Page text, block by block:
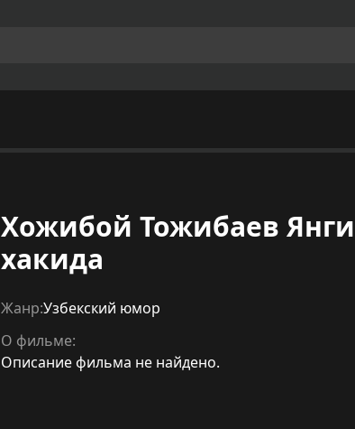
Хожибой Тожибаев
хакида
Жанр:Узбекский юмор
О фильме:
Описание фильма не найдено.